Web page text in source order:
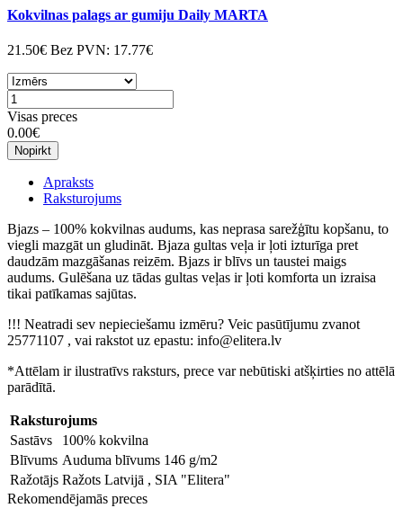
Kokvilnas palags ar gumiju Daily MARTA
21.50€ Bez PVN: 17.77€
Visas preces
0.00€
Nopirkt
Apraksts
Raksturojums
Bjazs – 100% kokvilnas audums, kas neprasa sarežģītu kopšanu, to
viegli mazgāt un gludināt. Bjaza gultas veļa ir ļoti izturīga pret
daudzām mazgāšanas reizēm. Bjazs ir blīvs un taustei maigs
audums. Gulēšana uz tādas gultas veļas ir ļoti komforta un izraisa
tikai patīkamas sajūtas.
!!! Neatradi sev nepieciešamu izmēru? Veic pasūtījumu zvanot
25771107 , vai rakstot uz epastu: info@elitera.lv
*Attēlam ir ilustratīvs raksturs, prece var nebūtiski atšķirties no attēlā
parādītā.
Raksturojums
Sastāvs
100% kokvilna
Blīvums Auduma blīvums 146 g/m2
Ražotājs Ražots Latvijā , SIA "Elitera"
Rekomendējamās preces